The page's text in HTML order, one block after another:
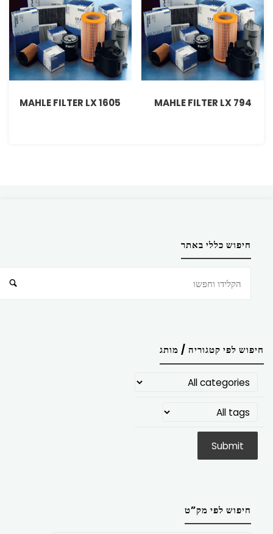
MAHLE FILTER LX 794
MAHLE FILTER LX 1605
חיפוש כללי באתר
חיפוש לפי קטגוריה / מותג
חיפוש לפי מק”ט